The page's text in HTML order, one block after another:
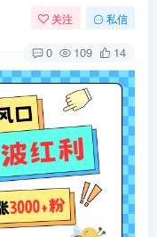
关注 私信
0 109 14